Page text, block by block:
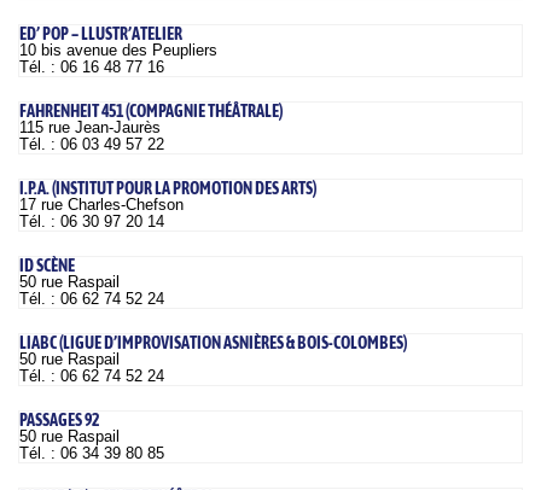
ED’ POP – LLUSTR’ATELIER
10 bis avenue des Peupliers
Tél. : 06 16 48 77 16
FAHRENHEIT 451 (COMPAGNIE THÉÂTRALE)
115 rue Jean-Jaurès
Tél. : 06 03 49 57 22
I.P.A. (INSTITUT POUR LA PROMOTION DES ARTS)
17 rue Charles-Chefson
Tél. : 06 30 97 20 14
ID SCÈNE
50 rue Raspail
Tél. : 06 62 74 52 24
LIABC (LIGUE D’IMPROVISATION ASNIÈRES & BOIS-COLOMBES)
50 rue Raspail
Tél. : 06 62 74 52 24
PASSAGES 92
50 rue Raspail
Tél. : 06 34 39 80 85